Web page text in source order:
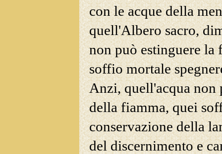
con le acque della
quell'Albero sacro,
non può estinguere la
soffio mortale
Anzi, quell'acqua non
della fiamma, quei
conservazione della
del discernimento e